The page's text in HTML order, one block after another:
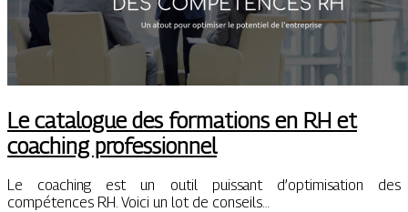
Le catalogue des formations en RH et
coaching professionnel
Le coaching est un outil puissant d’optimisation des
compétences RH. Voici un lot de conseils…